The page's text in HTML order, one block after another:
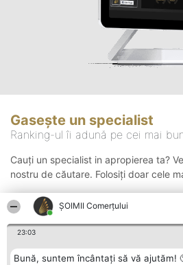
ȘOIMII Comerțului
23:03
Bună, suntem încântați să vă ajutăm!
Gasește un specialist
Ranking-ul îi adună pe cei mai
Cauți un specialist in apropierea ta?
nostru de căutare. Folosiți doar cele